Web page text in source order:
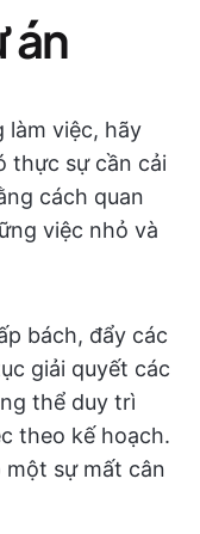
án
làm việc, hãy
thực sự cần cải
cách quan
việc nhỏ và
bách, đẩy các
giải quyết các
thể duy trì
theo kế hoạch.
sự mất cân